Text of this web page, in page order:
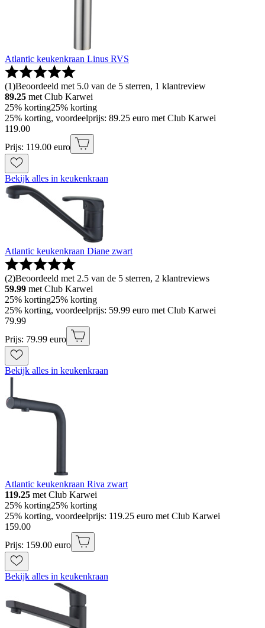
Atlantic keukenkraan Linus RVS
(1)Beoordeeld met 5.0 van de 5 sterren, 1 klantreview
89.25 met Club Karwei
25% korting25% korting
25% korting, voordeelprijs: 89.25 euro met Club Karwei
119.00
Prijs: 119.00 euro
Bekijk alles in keukenkraan
Atlantic keukenkraan Diane zwart
(2)Beoordeeld met 2.5 van de 5 sterren, 2 klantreviews
59.99 met Club Karwei
25% korting25% korting
25% korting, voordeelprijs: 59.99 euro met Club Karwei
79.99
Prijs: 79.99 euro
Bekijk alles in keukenkraan
Atlantic keukenkraan Riva zwart
119.25 met Club Karwei
25% korting25% korting
25% korting, voordeelprijs: 119.25 euro met Club Karwei
159.00
Prijs: 159.00 euro
Bekijk alles in keukenkraan